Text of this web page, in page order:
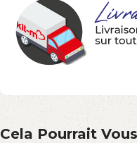
Cela Pourrait